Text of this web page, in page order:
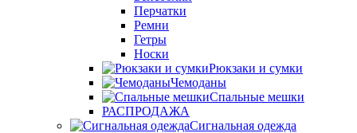
Перчатки
Ремни
Гетры
Носки
Рюкзаки и сумки
Чемоданы
Спальные мешки
РАСПРОДАЖА
Сигнальная одежда